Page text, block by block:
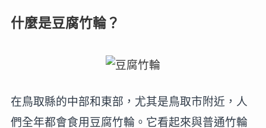
什麼是豆腐竹輪？
在鳥取縣的中部和東部，尤其是鳥取市附近，人
們全年都會食用豆腐竹輪。它看起來與普通竹輪